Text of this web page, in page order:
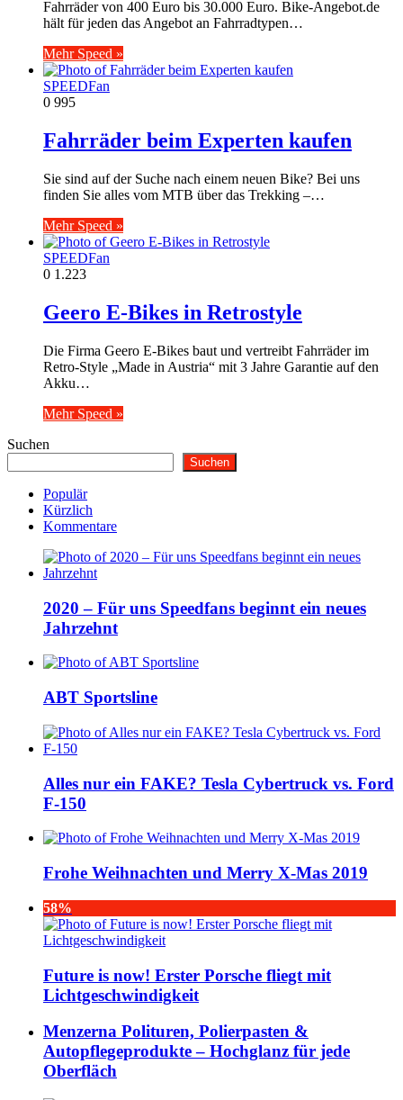
Fahrräder von 400 Euro bis 30.000 Euro. Bike-Angebot.de
hält für jeden das Angebot an Fahrradtypen…
Mehr Speed »
SPEEDFan
0 995
Fahrräder beim Experten kaufen
Sie sind auf der Suche nach einem neuen Bike? Bei uns
finden Sie alles vom MTB über das Trekking –…
Mehr Speed »
SPEEDFan
0 1.223
Geero E-Bikes in Retrostyle
Die Firma Geero E-Bikes baut und vertreibt Fahrräder im
Retro-Style „Made in Austria“ mit 3 Jahre Garantie auf den
Akku…
Mehr Speed »
Suchen
Suchen
Populär
Kürzlich
Kommentare
2020 – Für uns Speedfans beginnt ein neues
Jahrzehnt
ABT Sportsline
Alles nur ein FAKE? Tesla Cybertruck vs. Ford
F-150
Frohe Weihnachten und Merry X-Mas 2019
58%
Future is now! Erster Porsche fliegt mit
Lichtgeschwindigkeit
Menzerna Polituren, Polierpasten &
Autopflegeprodukte – Hochglanz für jede
Oberfläch